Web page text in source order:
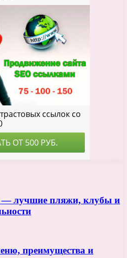
лучшие пляжи, клубы и
преимущества и